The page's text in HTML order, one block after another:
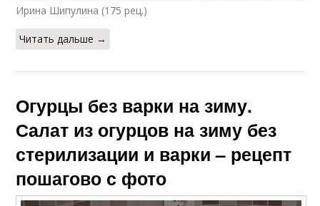
Ирина Шипулина (175 рец.)
Читать дальше →
Огурцы без варки на зиму.
Салат из огурцов на зиму без
стерилизации и варки – рецепт
пошагово с фото